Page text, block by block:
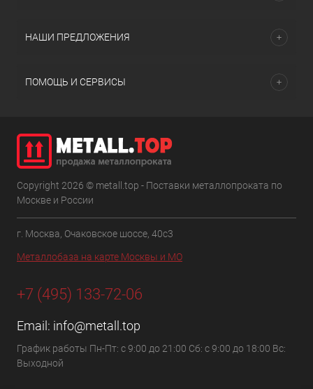
НАШИ ПРЕДЛОЖЕНИЯ
ПОМОЩЬ И СЕРВИСЫ
Copyright 2026 © metall.top - Поставки металлопроката по
Москве и России
г. Москва, Очаковское шоссе, 40с3
Металлобаза на карте Москвы и МО
+7 (495) 133-72-06
Email: info@metall.top
График работы Пн-Пт: с 9:00 до 21:00 Сб: с 9:00 до 18:00 Вс:
Выходной